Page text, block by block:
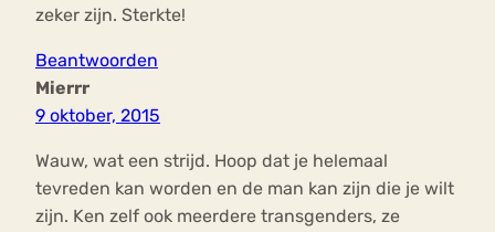
zeker zijn. Sterkte!
Beantwoorden
Mierrr
9 oktober, 2015
Wauw, wat een strijd. Hoop dat je helemaal
tevreden kan worden en de man kan zijn die je wilt
zijn. Ken zelf ook meerdere transgenders, ze